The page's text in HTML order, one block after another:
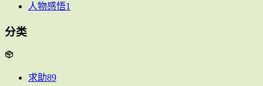
人物感悟1
分类
求助89